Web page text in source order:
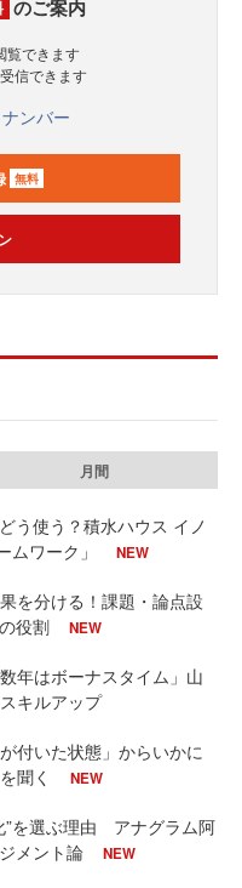
のご案内
覧できます
信できます
ンバー
無料
月間
う使う？積水ハウス イノ
ワーク」
NEW
を分ける！課題・論点設
役割
NEW
年はボーナスタイム」山
キルアップ
付いた状態」からいかに
聞く
NEW
”を選ぶ理由 アナグラム阿
メント論
NEW